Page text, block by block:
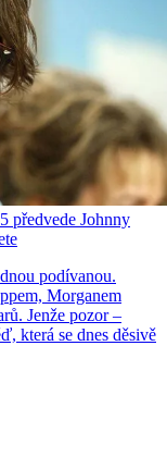
předvede Johnny
podívanou.
Morganem
Jenže pozor –
která se dnes děsivě